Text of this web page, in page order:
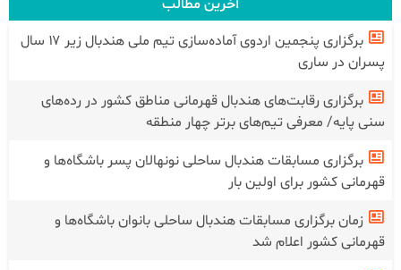
آخرین مطالب
برگزاری پنجمین اردوی آماده‌سازی تیم ملی هندبال زیر ۱۷ سال
پسران در ساری
برگزاری رقابت‌های هندبال قهرمانی مناطق کشور در رده‌های
سنی پایه/ معرفی تیم‌های برتر چهار منطقه
برگزاری مسابقات هندبال ساحلی نونهالان پسر باشگاه‌ها و
قهرمانی کشور برای اولین بار
زمان برگزاری مسابقات هندبال ساحلی بانوان باشگاه‌ها و
قهرمانی کشور اعلام شد